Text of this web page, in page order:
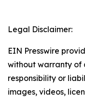
Legal Disclaimer:
EIN Presswire
without warranty of
responsibility or
images, videos,